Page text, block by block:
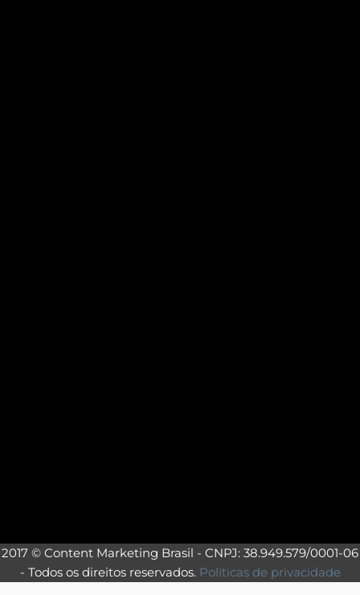
2017 © Content Marketing Brasil - CNPJ: 38.949.579/0001-06
- Todos os direitos reservados. Políticas de privacidade